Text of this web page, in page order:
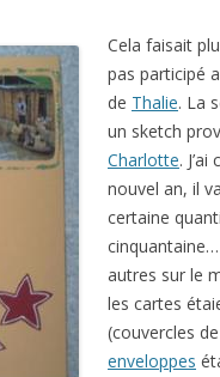
Cela faisait
pas participé
de Thalie. La
un sketch
Charlotte.
nouvel an, il
certaine
autres sur le
les cartes
(couvercles
enveloppes